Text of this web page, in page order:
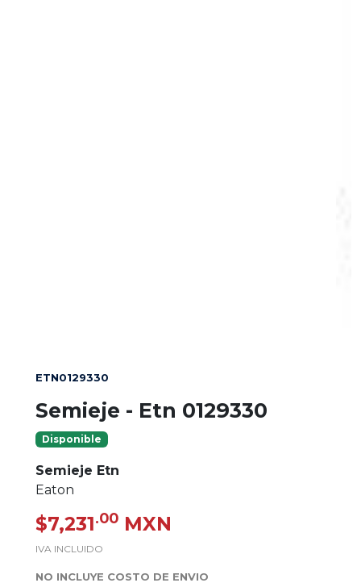
ETN0129330
Semieje - Etn 0129330
Disponible
Semieje Etn
Eaton
$7,231.00 MXN
IVA INCLUIDO
NO INCLUYE COSTO DE ENVIO